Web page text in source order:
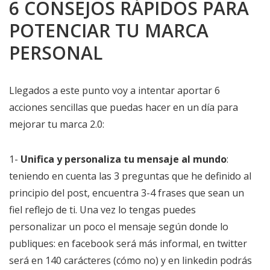
6 CONSEJOS RÁPIDOS PARA
POTENCIAR TU MARCA
PERSONAL
Llegados a este punto voy a intentar aportar 6
acciones sencillas que puedas hacer en un día para
mejorar tu marca 2.0:
1- Unifica y personaliza tu mensaje al mundo:
teniendo en cuenta las 3 preguntas que he definido al
principio del post, encuentra 3-4 frases que sean un
fiel reflejo de ti. Una vez lo tengas puedes
personalizar un poco el mensaje según donde lo
publiques: en facebook será más informal, en twitter
será en 140 carácteres (cómo no) y en linkedin podrás